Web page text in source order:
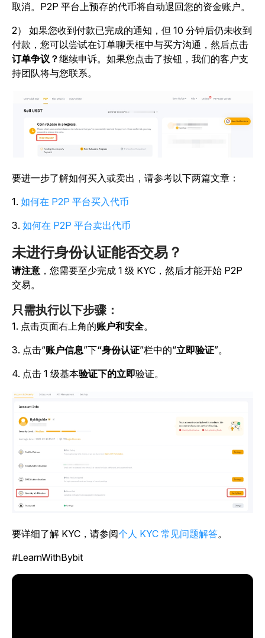
取消。P2P 平台上预存的代币将自动退回您的资金账户。
2） 如果您收到付款已完成的通知，但 10 分钟后仍未收到
付款，您可以尝试在订单聊天框中与买方沟通，然后点击
订单争议？继续申诉。如果您点击了按钮，我们的客户支
持团队将与您联系。
要进一步了解如何买入或卖出，请参考以下两篇文章：
1. 如何在 P2P 平台买入代币
3. 如何在 P2P 平台卖出代币
未进行身份认证能否交易？
请注意 ，您需要至少完成 1 级 KYC，然后才能开始 P2P
交易。
只需执行以下步骤：
1. 点击页面右上角的账户和安全。
3. 点击“账户信息”下“身份认证”栏中的“立即验证”。
4. 点击 1 级基本验证下的立即验证。
要详细了解 KYC，请参阅个人 KYC 常见问题解答。
#LearnWithBybit